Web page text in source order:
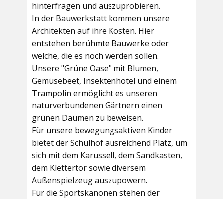
hinterfragen und auszuprobieren.
In der Bauwerkstatt kommen unsere
Architekten auf ihre Kosten. Hier
entstehen berühmte Bauwerke oder
welche, die es noch werden sollen.
Unsere "Grüne Oase" mit Blumen,
Gemüsebeet, Insektenhotel und einem
Trampolin ermöglicht es unseren
naturverbundenen Gärtnern einen
grünen Daumen zu beweisen.
Für unsere bewegungsaktiven Kinder
bietet derSchulhofausreichend Platz, um
sich mit dem Karussell, dem Sandkasten,
dem Klettertor sowie diversem
Außenspielzeug auszupowern.
Für die Sportskanonen stehen der